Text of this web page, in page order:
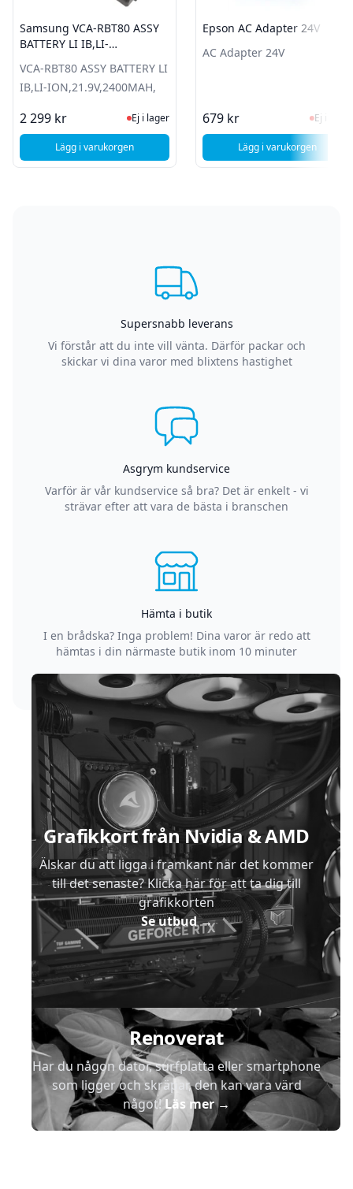
Samsung VCA-RBT80 ASSY
BATTERY LI IB,LI-
VCA-RBT80 ASSY BATTERY LI
IB,LI-ION,21.9V,2400MAH,
2 299 kr Ej i lager, besök produktsidan för
Ej i lager
Lägg i varukorgen, Samsung VCA-RBT80 ASSY BATTERY LI IB,LI-
Epson AC Adapter 24V
AC Adapter 24V
679 kr Ej i
Ej i lager
Lägg i varukorgen
, Epson AC
Supersnabb leverans
Vi förstår att du inte vill vänta. Därför packar och
skickar vi dina varor med blixtens hastighet
Asgrym kundservice
Varför är vår kundservice så bra? Det är enkelt - vi
strävar efter att vara de bästa i branschen
Hämta i butik
I en brådska? Inga problem! Dina varor är redo att
hämtas i din närmaste butik inom 10 minuter
Grafikkort från Nvidia & AMD
Älskar du att ligga i framkant när det kommer
till det senaste? Klicka här för att ta dig till
grafikkorten
Se utbud→
Renoverat
Har du någon dator, surfplatta eller smartphone
som ligger och skräpar, den kan vara värd
något!Läs mer→